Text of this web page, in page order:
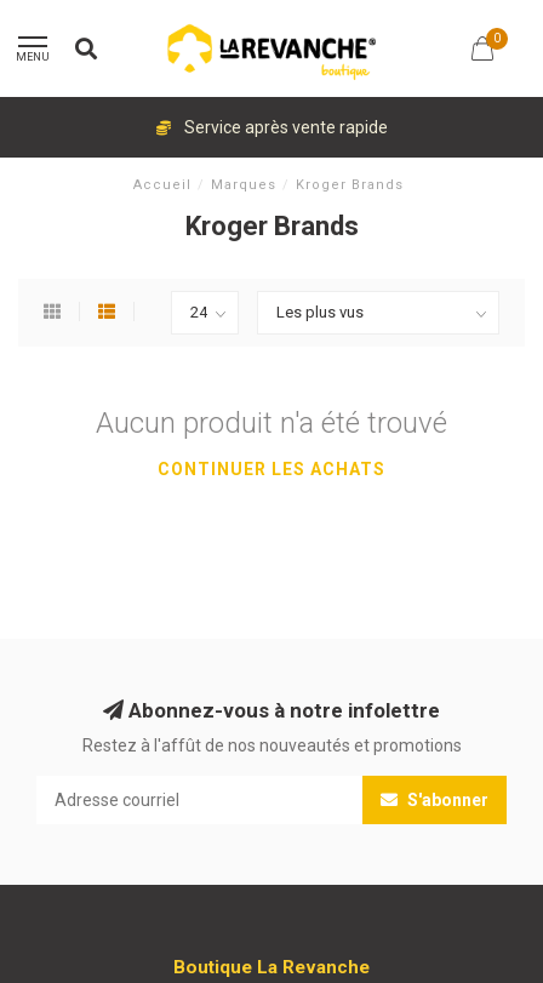
MENU
0
Service après vente rapide
Accueil / Marques / Kroger Brands
Kroger Brands
Aucun produit n'a été trouvé
CONTINUER LES ACHATS
Abonnez-vous à notre infolettre
Restez à l'affût de nos nouveautés et promotions
S'abonner
Boutique La Revanche